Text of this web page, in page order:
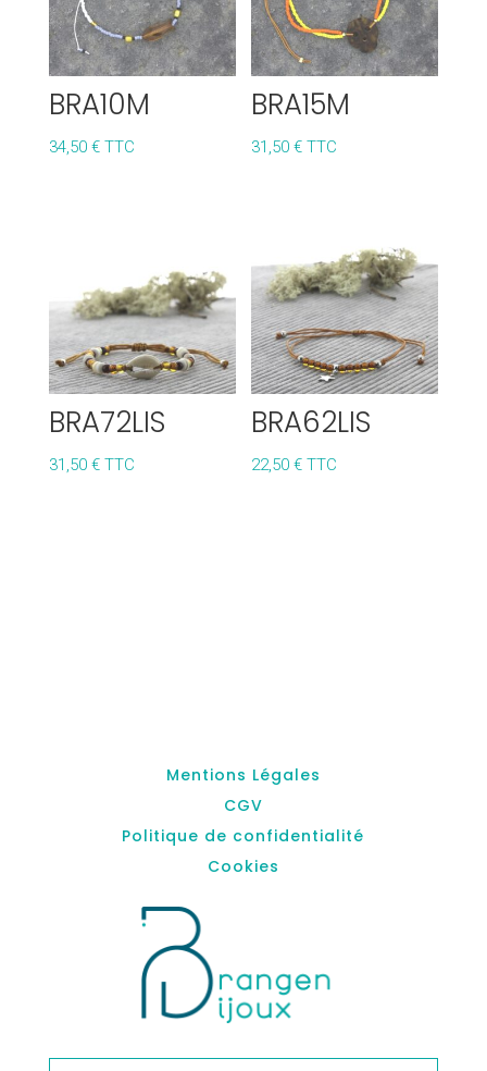
BRA10M
34,50 € TTC
BRA15M
31,50€ TTC
BRA72LIS
31,50 € TTC
BRA62LIS
22,50€ TTC
Mentions Légales
CGV
Politique de confidentialité
Cookies